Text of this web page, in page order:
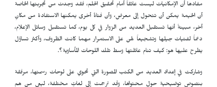
مفادها أن الإمكانيات ليست عائقاً أمام تحقيق الحلم، فقد وجدت من تجربتها الخاصة
أن الخيمة يمكن أن تتحول إلى معرض، وأن فتاةً أخرى يمكنها الاستفادة من مكانٍ
أخر، مبينةً أنها تستقبل العديد من الزوار في كل يوم، كما تستقبل وسائل الإعلام،
دعماً لفتيات جيلها وتشجيعاً لهن على الاستمرار مهما كانت الظروف، وأكثر تساؤل
يطرح عليها هو: كيف تنام عائلتها وسط تلك اللوحات المأساوية؟.
وشاركت في إعداد العديد من الكتب المصورة التي تحوي على لوحات رسمتها، مرفقة
بنصوص توضيحية حول محتواها، وقد ترجمت إلى لغاتٍ مختلفة، ليعي من هم